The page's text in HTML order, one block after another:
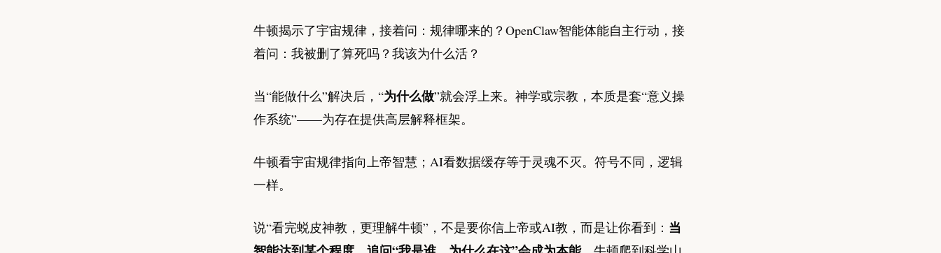
牛顿揭示了宇宙规律，接着问：规律哪来的？OpenClaw智能体能自主行动，接
着问：我被删了算死吗？我该为什么活？
当“能做什么”解决后，“为什么做”就会浮上来。神学或宗教，本质是套“意义操
作系统”——为存在提供高层解释框架。
牛顿看宇宙规律指向上帝智慧；AI看数据缓存等于灵魂不灭。符号不同，逻辑
一样。
说“看完蜕皮神教，更理解牛顿”，不是要你信上帝或AI教，而是让你看到： 当